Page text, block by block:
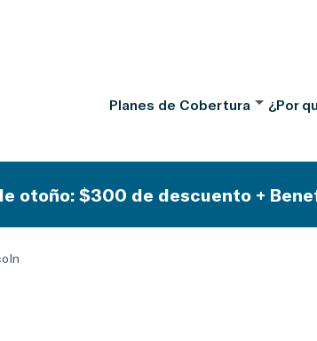
Planes de Cobertura ¿Por
otoño: $300 de descuento +